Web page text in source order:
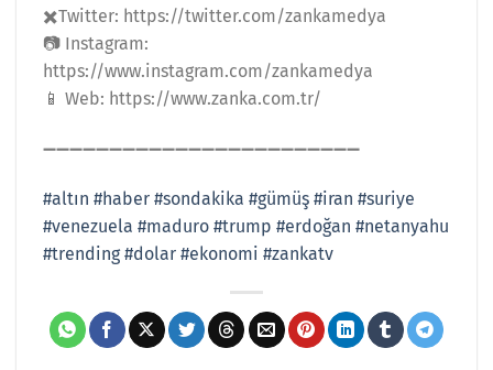
✖️Twitter: https://twitter.com/zankamedya
📷 Instagram:
https://www.instagram.com/zankamedya
📱 Web: https://www.zanka.com.tr/
➖➖➖➖➖➖➖➖➖➖➖➖➖➖➖➖➖➖➖➖➖➖➖➖
#altın #haber #sondakika #gümüş #iran #suriye
#venezuela #maduro #trump #erdoğan #netanyahu
#trending #dolar #ekonomi #zankatv